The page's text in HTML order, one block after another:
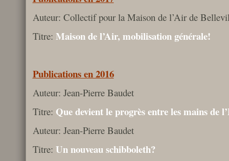
Auteur: Collectif pour la Maison de l’Air de
Titre: Maison de l’Air, mobilisation générale!
Publications en 2016
Auteur: Jean-Pierre Baudet
Titre: Que devient le progrès entre les mains de
Auteur: Jean-Pierre Baudet
Titre: Un nouveau schibboleth?